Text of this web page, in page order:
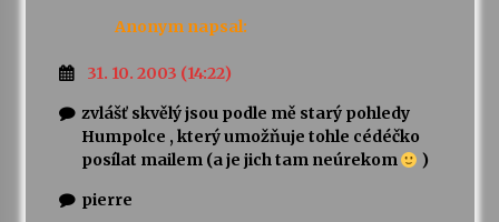
Anonym napsal:
31. 10. 2003 (14:22)
zvlášť skvělý jsou podle mě starý pohledy
Humpolce , který umožňuje tohle cédéčko
posílat mailem (a je jich tam neúrekom
)
pierre